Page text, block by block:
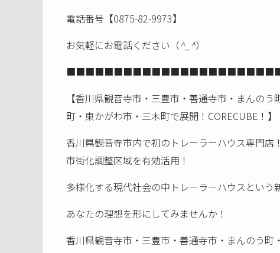
電話番号【0875-82-9973】
お気軽にお電話ください（^_^）
【香川県観音寺市・三豊市・善通寺市・まんの
町・東かがわ市・三木町で展開！CORECUBE！】
香川県観音寺市内で初のトレーラーハウス専門店！
市街化調整区域を有効活用！
多様化する現代社会の中トレーラーハウスという
あなたの理想を形にしてみませんか！
香川県観音寺市・三豊市・善通寺市・まんのう